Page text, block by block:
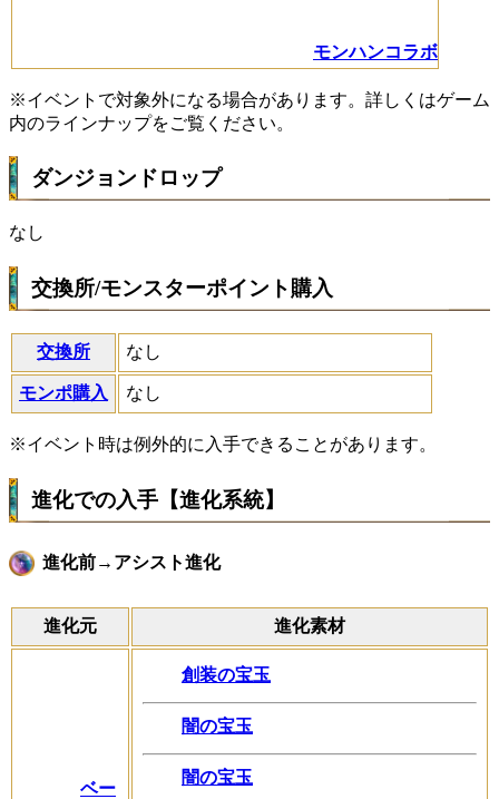
モンハンコラボ
※イベントで対象外になる場合があります。詳しくはゲーム
内のラインナップをご覧ください。
ダンジョンドロップ
なし
交換所/モンスターポイント購入
交換所 なし
モンポ購入 なし
※イベント時は例外的に入手できることがあります。
進化での入手【進化系統】
進化前→アシスト進化
進化元 進化素材
ベー
創装の宝玉
闇の宝玉
闇の宝玉